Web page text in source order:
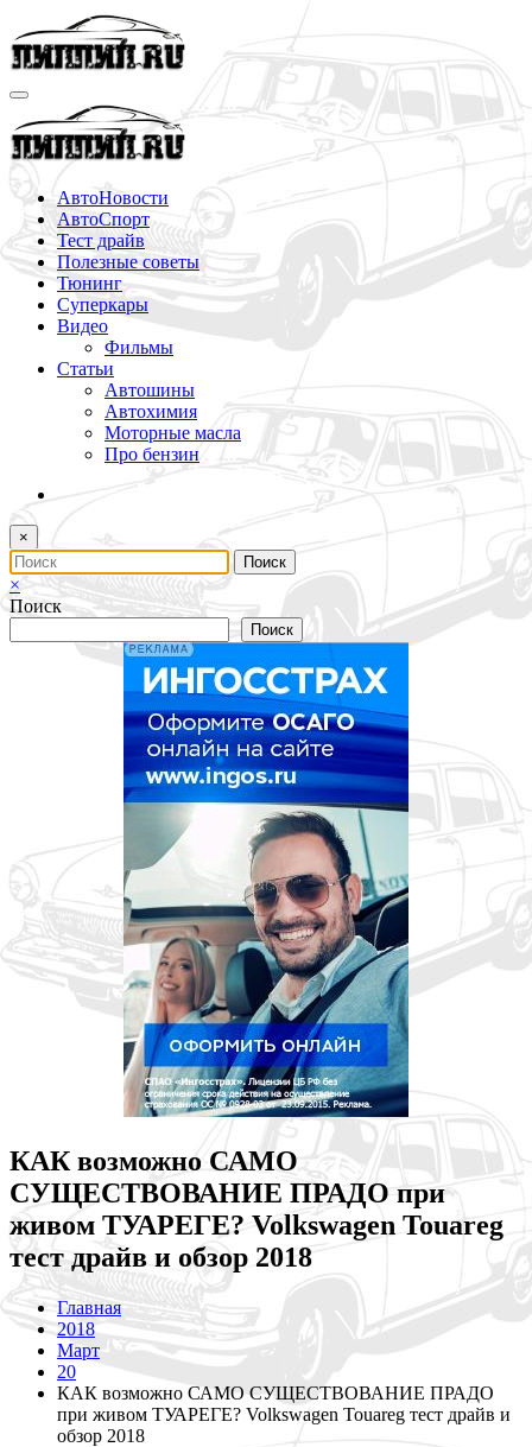
Перейти
к
содержимому
АвтоНовости
АвтоСпорт
Тест драйв
Полезные советы
Тюнинг
Суперкары
Видео
Фильмы
Статьи
Автошины
Автохимия
Моторные масла
Про бензин
×
×
Поиск
Поиск
КАК возможно САМО
СУЩЕСТВОВАНИЕ ПРАДО при
живом ТУАРЕГЕ? Volkswagen Touareg
тест драйв и обзор 2018
Главная
2018
Март
20
КАК возможно САМО СУЩЕСТВОВАНИЕ ПРАДО
при живом ТУАРЕГЕ? Volkswagen Touareg тест драйв и
обзор 2018